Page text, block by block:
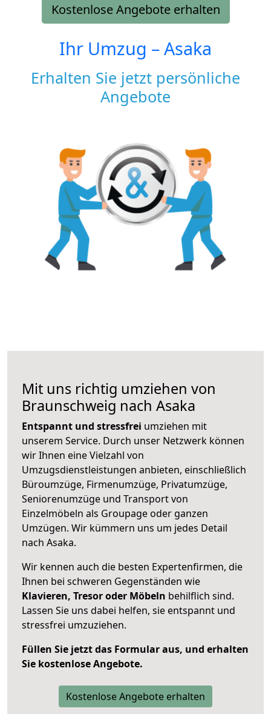
Kostenlose Angebote erhalten
Ihr Umzug –Asaka
Erhalten Sie jetzt persönliche
Angebote
Mit uns richtig umziehen von
Braunschweig nach Asaka
Entspannt und stressfrei umziehen mit
unserem Service. Durch unser Netzwerk können
wir Ihnen eine Vielzahl von
Umzugsdienstleistungen anbieten, einschließlich
Büroumzüge, Firmenumzüge, Privatumzüge,
Seniorenumzüge und Transport von
Einzelmöbeln als Groupage oder ganzen
Umzügen. Wir kümmern uns um jedes Detail
nach Asaka.
Wir kennen auch die besten Expertenfirmen, die
Ihnen bei schweren Gegenständen wie
Klavieren, Tresor oder Möbeln behilflich sind.
Lassen Sie uns dabei helfen, sie entspannt und
stressfrei umzuziehen.
Füllen Sie jetzt das Formular aus, und erhalten
Sie kostenlose Angebote.
Kostenlose Angebote erhalten